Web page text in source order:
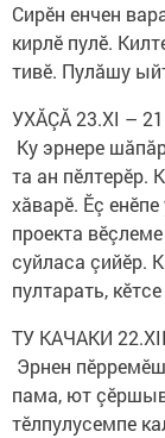
Сирӗн енчен
кирлӗ пулӗ.
тивӗ. Пулăшу
УХĂÇĂ 23.XI –
Ку эрнере
та ан пӗлтерӗр.
хăварӗ. Ӗç
проекта
суйласа çийӗр.
пултарать,
ТУ КАЧАКИ
Эрнен
пама, ют
тӗлпулусемпе